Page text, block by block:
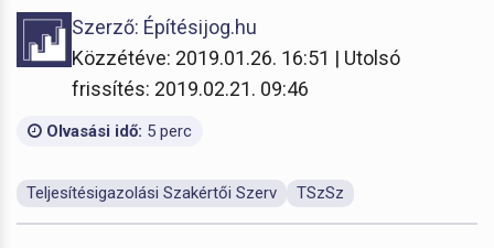
Szerző: Építésijog.hu
Közzétéve: 2019.01.26. 16:51 | Utolsó
frissítés: 2019.02.21. 09:46
Olvasási idő: 5 perc
Teljesítésigazolási Szakértői Szerv TSzSz